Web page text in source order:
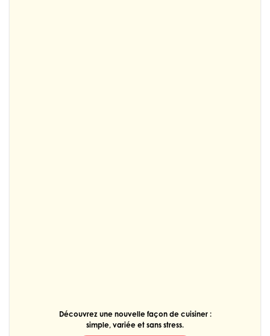
Découvrez une nouvelle façon de cuisiner :
simple, variée et sans stress.